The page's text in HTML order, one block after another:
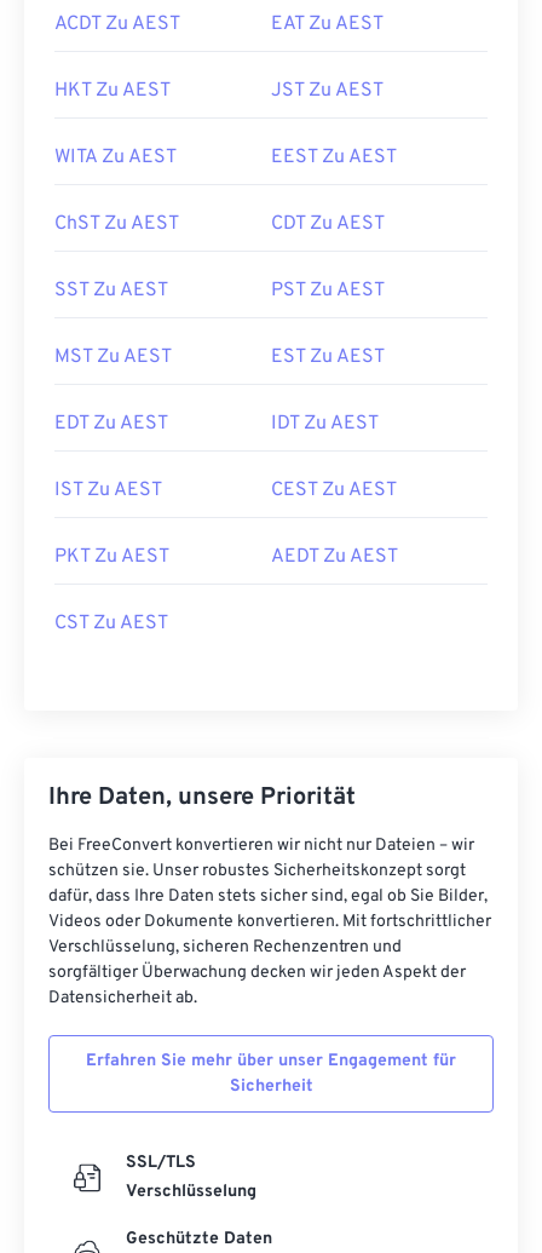
ACDT Zu AEST EAT Zu AEST
HKT Zu AEST JST Zu AEST
WITA Zu AEST EEST Zu AEST
ChST Zu AEST CDT Zu AEST
SST Zu AEST PST Zu AEST
MST Zu AEST EST Zu AEST
EDT Zu AEST IDT Zu AEST
IST Zu AEST CEST Zu AEST
PKT Zu AEST AEDT Zu AEST
CST Zu AEST
Ihre Daten, unsere Priorität
Bei FreeConvert konvertieren wir nicht nur Dateien – wir
schützen sie. Unser robustes Sicherheitskonzept sorgt
dafür, dass Ihre Daten stets sicher sind, egal ob Sie Bilder,
Videos oder Dokumente konvertieren. Mit fortschrittlicher
Verschlüsselung, sicheren Rechenzentren und
sorgfältiger Überwachung decken wir jeden Aspekt der
Datensicherheit ab.
Erfahren Sie mehr über unser Engagement für
Sicherheit
SSL/TLS
Verschlüsselung
Geschützte Daten